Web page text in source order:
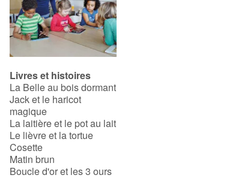
Livres et histoires
La Belle au bois dormant
Jack et le haricot
magique
La laitière et le pot au lait
Le lièvre et la tortue
Cosette
Matin brun
Boucle d'or et les 3 ours